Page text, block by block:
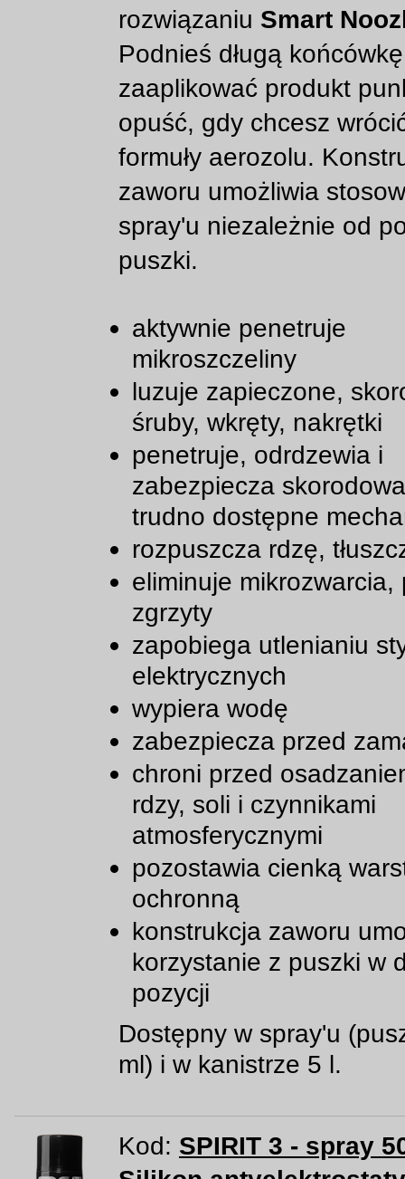
rozwiązaniu Smart
Podnieś długą
zaaplikować produkt
opuść, gdy chcesz
formuły aerozolu.
zaworu umożliwia
spray'u niezależnie od
puszki.
aktywnie penetruje
mikroszczeliny
luzuje zapieczone,
śruby, wkręty, nakrętki
penetruje, odrdzewia i
zabezpiecza
trudno dostępne
rozpuszcza rdzę,
eliminuje mikrozwarcia,
zgrzyty
zapobiega utlenianiu
elektrycznych
wypiera wodę
zabezpiecza przed
chroni przed
rdzy, soli i czynnikami
atmosferycznymi
pozostawia cienką
ochronną
konstrukcja zaworu
korzystanie z puszki w
pozycji
Dostępny w spray'u
ml) i w kanistrze 5 l.
Kod: SPIRIT 3 - spray